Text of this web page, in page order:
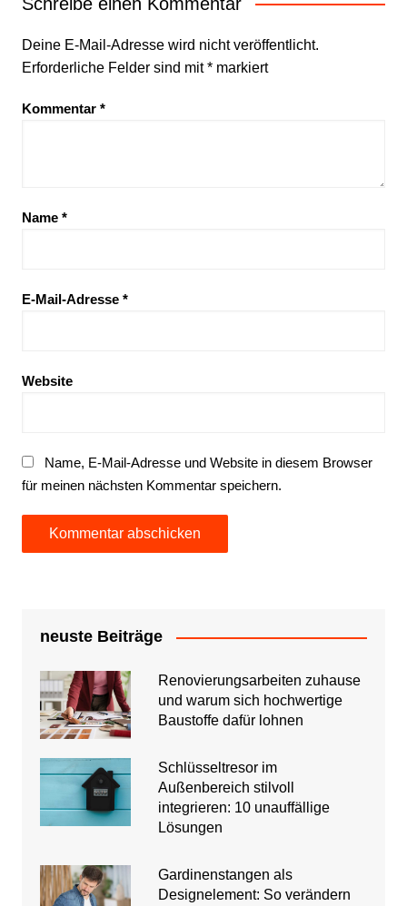
Deine E-Mail-Adresse wird nicht veröffentlicht.
Erforderliche Felder sind mit*markiert
Kommentar *
Name *
E-Mail-Adresse *
Website
Name, E-Mail-Adresse und Website in diesem Browser
für meinen nächsten Kommentar speichern.
neuste Beiträge
Renovierungsarbeiten zuhause
und warum sich hochwertige
Baustoffe dafür lohnen
Schlüsseltresor im
Außenbereich stilvoll
integrieren: 10 unauffällige
Lösungen
Gardinenstangen als
Designelement: So verändern